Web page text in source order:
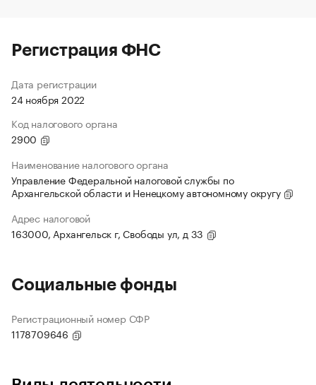
Регистрация ФНС
Дата регистрации
24 ноября 2022
Код налогового органа
2900
Наименование налогового органа
Управление Федеральной налоговой службы по
Архангельской области и Ненецкому автономному округу
Адрес налоговой
163000, Архангельск г, Свободы ул, д 33
Социальные фонды
Регистрационный номер СФР
1178709646